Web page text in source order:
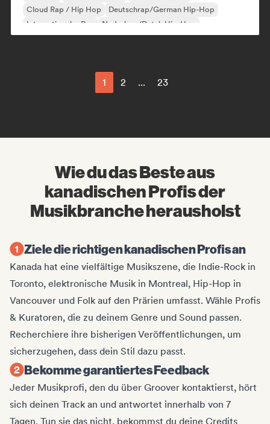
Cloud Rap / Hip Hop
Deutschrap/German Hip-Hop
Internationaler Rap
Nederhop/Dutch Hip-Hop
1 2 ... 23
Wie du das Beste aus
kanadischen Profis der
Musikbranche herausholst
Ziele die richtigen kanadischen Profis an
Kanada hat eine vielfältige Musikszene, die Indie-Rock in
Toronto, elektronische Musik in Montreal, Hip-Hop in
Vancouver und Folk auf den Prärien umfasst. Wähle Profis
& Kuratoren, die zu deinem Genre und Sound passen.
Recherchiere ihre bisherigen Veröffentlichungen, um
sicherzugehen, dass dein Stil dazu passt.
Bekomme garantiertes Feedback
Jeder Musikprofi, den du über Groover kontaktierst, hört
sich deinen Track an und antwortet innerhalb von 7
Tagen. Tun sie das nicht, bekommst du deine Credits